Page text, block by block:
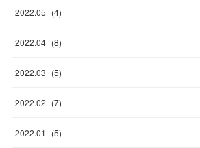
2022.05 (4)
2022.04 (8)
2022.03 (5)
2022.02 (7)
2022.01 (5)